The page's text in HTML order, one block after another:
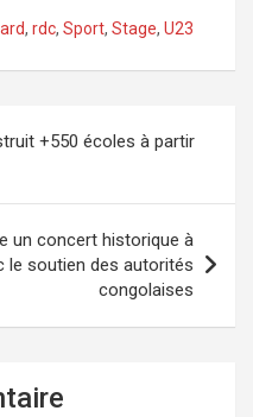
, rdc, Sport, Stage, U23
+550 écoles à partir
un concert historique à
le soutien des autorités
congolaises